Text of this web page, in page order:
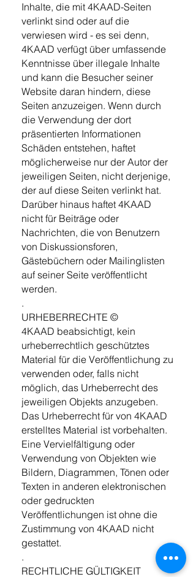
Inhalte, die mit 4KAAD-Seiten
verlinkt sind oder auf die
verwiesen wird - es sei denn,
4KAAD verfügt über umfassende
Kenntnisse über illegale Inhalte
und kann die Besucher seiner
Website daran hindern, diese
Seiten anzuzeigen. Wenn durch
die Verwendung der dort
präsentierten Informationen
Schäden entstehen, haftet
möglicherweise nur der Autor der
jeweiligen Seiten, nicht derjenige,
der auf diese Seiten verlinkt hat.
Darüber hinaus haftet 4KAAD
nicht für Beiträge oder
Nachrichten, die von Benutzern
von Diskussionsforen,
Gästebüchern oder Mailinglisten
auf seiner Seite veröffentlicht
werden.
.
URHEBERRECHTE ©
4KAAD beabsichtigt, kein
urheberrechtlich geschütztes
Material für die Veröffentlichung zu
verwenden oder, falls nicht
möglich, das Urheberrecht des
jeweiligen Objekts anzugeben.
Das Urheberrecht für von 4KAAD
erstelltes Material ist vorbehalten.
Eine Vervielfältigung oder
Verwendung von Objekten wie
Bildern, Diagrammen, Tönen oder
Texten in anderen elektronischen
oder gedruckten
Veröffentlichungen ist ohne die
Zustimmung von 4KAAD nicht
gestattet.
.
RECHTLICHE GÜLTIGKEIT